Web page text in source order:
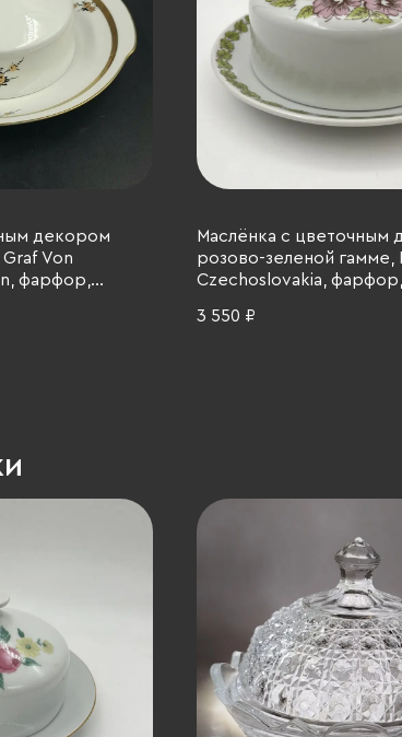
декором
Von
фарфор,
Маслёнка с цветочным
розово-зеленой гамме,
Czechoslovakia, фарфор,
3 550 ₽